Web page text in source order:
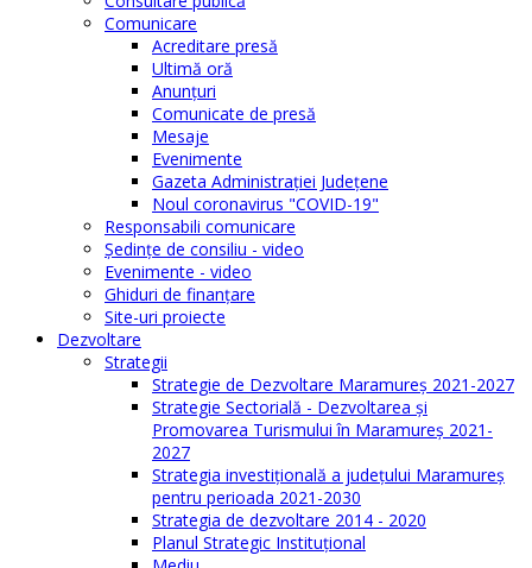
Comunicare
Acreditare presă
Ultimă oră
Anunţuri
Comunicate de presă
Mesaje
Evenimente
Gazeta Administraţiei Judeţene
Noul coronavirus "COVID-19"
Responsabili comunicare
Şedinţe de consiliu - video
Evenimente - video
Ghiduri de finanţare
Site-uri proiecte
Dezvoltare
Strategii
Strategie de Dezvoltare Maramureș 2021-2027
Strategie Sectorială - Dezvoltarea și
Promovarea Turismului în Maramureș 2021-
2027
Strategia investiţională a județului Maramureș
pentru perioada 2021-2030
Strategia de dezvoltare 2014 - 2020
Planul Strategic Instituţional